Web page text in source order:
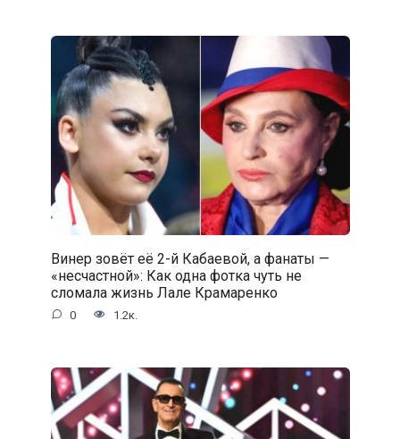
Винер зовёт её 2-й Кабаевой, а фанаты —
«несчастной»: Как одна фотка чуть не
сломала жизнь Лале Крамаренко
0 1.2к.